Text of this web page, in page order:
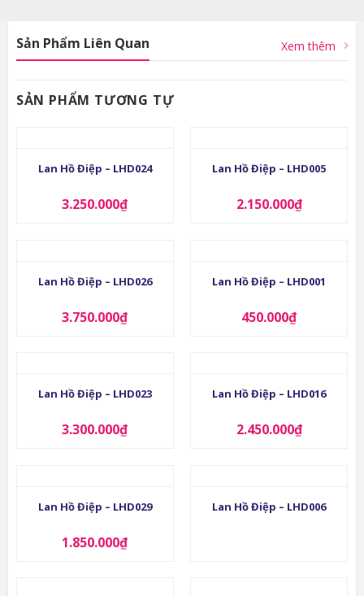
Sản Phẩm Liên Quan Xem thêm
SẢN PHẨM TƯƠNG TỰ
Lan Hồ Điệp – LHD024
3.250.000₫
Lan Hồ Điệp – LHD005
2.150.000₫
Lan Hồ Điệp – LHD026
3.750.000₫
Lan Hồ Điệp – LHD001
450.000₫
Lan Hồ Điệp – LHD023
3.300.000₫
Lan Hồ Điệp – LHD016
2.450.000₫
Lan Hồ Điệp – LHD029
1.850.000₫
Lan Hồ Điệp – LHD006